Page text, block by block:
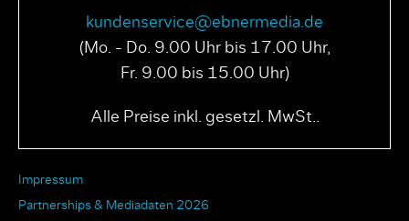
kundenservice@ebnermedia.de
(Mo. - Do. 9.00 Uhr bis 17.00 Uhr,
Fr. 9.00 bis 15.00 Uhr)
Alle Preise inkl. gesetzl. MwSt..
Impressum
Partnerships & Mediadaten 2026